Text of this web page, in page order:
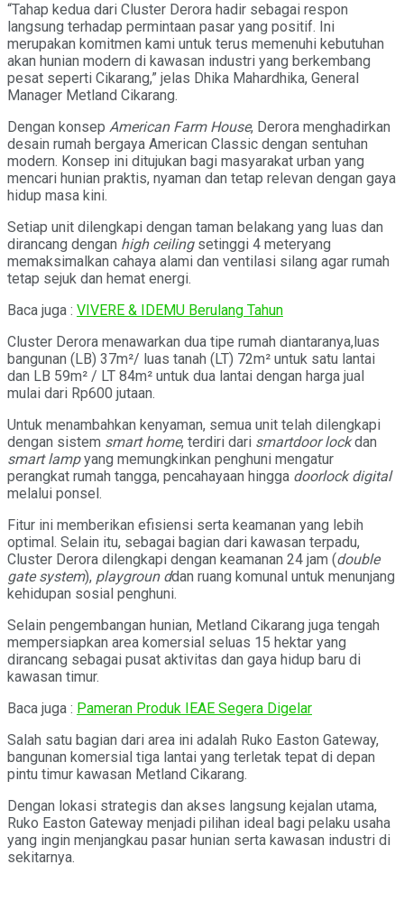
“Tahap kedua dari Cluster Derora hadir sebagai respon
langsung terhadap permintaan pasar yang positif. Ini
merupakan komitmen kami untuk terus memenuhi kebutuhan
akan hunian modern di kawasan industri yang berkembang
pesat seperti Cikarang,” jelas Dhika Mahardhika, General
Manager Metland Cikarang.
Dengan konsep American Farm House, Derora menghadirkan
desain rumah bergaya American Classic dengan sentuhan
modern. Konsep ini ditujukan bagi masyarakat urban yang
mencari hunian praktis, nyaman dan tetap relevan dengan gaya
hidup masa kini.
Setiap unit dilengkapi dengan taman belakang yang luas dan
dirancang dengan high ceilingsetinggi 4 meteryang
memaksimalkan cahaya alami dan ventilasi silang agar rumah
tetap sejuk dan hemat energi.
Baca juga : VIVERE & IDEMU Berulang Tahun
Cluster Derora menawarkan dua tipe rumah diantaranya,luas
bangunan (LB) 37m²/ luas tanah (LT) 72m² untuk satu lantai
dan LB 59m² / LT 84m² untuk dua lantai dengan harga jual
mulai dari Rp600 jutaan.
Untuk menambahkan kenyaman, semua unit telah dilengkapi
dengan sistem smart home, terdiri dari smartdoor lockdan
smart lampyang memungkinkan penghuni mengatur
perangkat rumah tangga, pencahayaan hingga doorlock digital
melalui ponsel.
Fitur ini memberikan efisiensi serta keamanan yang lebih
optimal. Selain itu, sebagai bagian dari kawasan terpadu,
Cluster Derora dilengkapi dengan keamanan 24 jam (double
gate system), playgroun ddan ruang komunal untuk menunjang
kehidupan sosial penghuni.
Selain pengembangan hunian, Metland Cikarang juga tengah
mempersiapkan area komersial seluas 15 hektar yang
dirancang sebagai pusat aktivitas dan gaya hidup baru di
kawasan timur.
Baca juga : Pameran Produk IEAE Segera Digelar
Salah satu bagian dari area ini adalah Ruko Easton Gateway,
bangunan komersial tiga lantai yang terletak tepat di depan
pintu timur kawasan Metland Cikarang.
Dengan lokasi strategis dan akses langsung kejalan utama,
Ruko Easton Gateway menjadi pilihan ideal bagi pelaku usaha
yang ingin menjangkau pasar hunian serta kawasan industri di
sekitarnya.